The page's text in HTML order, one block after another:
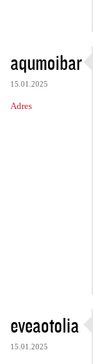
aqumoibar
15.01.2025
Adres
eveaotolia
15.01.2025